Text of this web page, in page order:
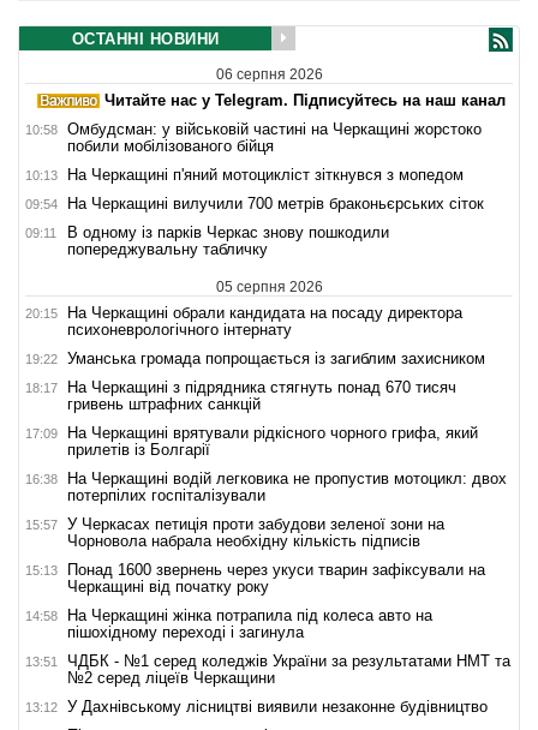
ОСТАННІ НОВИНИ
06 серпня 2026
Читайте нас у Telegram. Підписуйтесь на наш канал
10:58
Омбудсман: у військовій частині на Черкащині жорстоко
побили мобілізованого бійця
10:13 На Черкащині п'яний мотоцикліст зіткнувся з мопедом
09:54 На Черкащині вилучили 700 метрів браконьєрських сіток
09:11
В одному із парків Черкас знову пошкодили
попереджувальну табличку
05 серпня 2026
20:15
На Черкащині обрали кандидата на посаду директора
психоневрологічного інтернату
19:22 Уманська громада попрощається із загиблим захисником
18:17
На Черкащині з підрядника стягнуть понад 670 тисяч
гривень штрафних санкцій
17:09
На Черкащині врятували рідкісного чорного грифа, який
прилетів із Болгарії
16:38
На Черкащині водій легковика не пропустив мотоцикл: двох
потерпілих госпіталізували
15:57
У Черкасах петиція проти забудови зеленої зони на
Чорновола набрала необхідну кількість підписів
15:13
Понад 1600 звернень через укуси тварин зафіксували на
Черкащині від початку року
14:58
На Черкащині жінка потрапила під колеса авто на
пішохідному переході і загинула
13:51
ЧДБК - №1 серед коледжів України за результатами НМТ та
№2 серед ліцеїв Черкащини
13:12 У Дахнівському лісництві виявили незаконне будівництво